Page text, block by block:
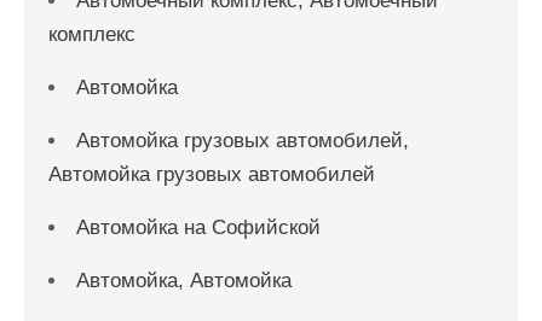
комплекс
Автомойка
Автомойка грузовых автомобилей,
Автомойка грузовых автомобилей
Автомойка на Софийской
Автомойка, Автомойка